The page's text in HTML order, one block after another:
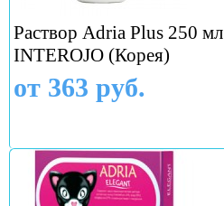
Раствор Adria Plus 250 мл
INTEROJO (Корея)
от 363 руб.